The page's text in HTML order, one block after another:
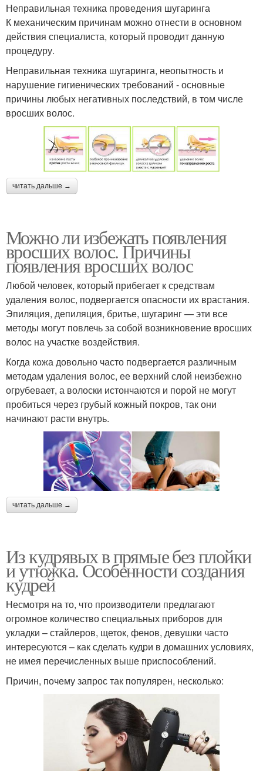
Неправильная техника проведения шугаринга
К механическим причинам можно отнести в основном
действия специалиста, который проводит данную
процедуру.
Неправильная техника шугаринга, неопытность и
нарушение гигиенических требований - основные
причины любых негативных последствий, в том числе
вросших волос.
читать дальше →
Можно ли избежать появления
вросших волос. Причины
появления вросших волос
Любой человек, который прибегает к средствам
удаления волос, подвергается опасности их врастания.
Эпиляция, депиляция, бритье, шугаринг — эти все
методы могут повлечь за собой возникновение вросших
волос на участке воздействия.
Когда кожа довольно часто подвергается различным
методам удаления волос, ее верхний слой неизбежно
огрубевает, а волоски истончаются и порой не могут
пробиться через грубый кожный покров, так они
начинают расти внутрь.
читать дальше →
Из кудрявых в прямые без плойки
и утюжка. Особенности создания
кудрей
Несмотря на то, что производители предлагают
огромное количество специальных приборов для
укладки – стайлеров, щеток, фенов, девушки часто
интересуются – как сделать кудри в домашних условиях,
не имея перечисленных выше приспособлений.
Причин, почему запрос так популярен, несколько: